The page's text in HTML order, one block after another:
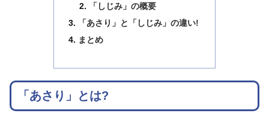
「しじみ」の概要
「あさり」と「しじみ」の違い!
まとめ
「あさり」とは?